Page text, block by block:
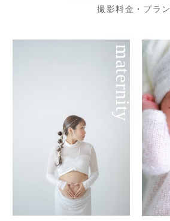
撮影料金・プラン
maternity